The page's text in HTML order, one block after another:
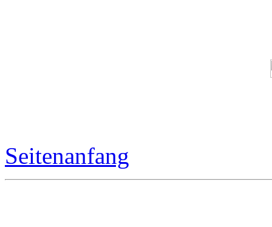
Seitenanfang